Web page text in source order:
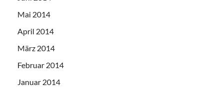
Mai 2014
April 2014
März 2014
Februar 2014
Januar 2014